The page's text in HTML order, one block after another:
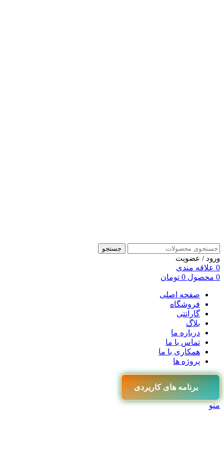
جستجو
ورود / عضویت
0 علاقه مندی
0 محصول 0 تومان
صفحه اصلی
فروشگاه
گارانتی
بلاگ
درباره ما
تماس با ما
همکاری با ما
پروژه ها
برنامه های کاربردی
منو